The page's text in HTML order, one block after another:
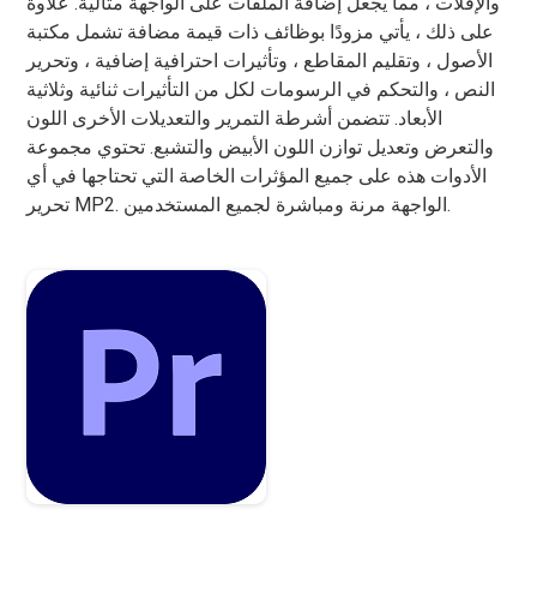
على ذلك ، يأتي مزودًا بوظائف ذات قيمة مضافة تشمل مكتبة
الأصول ، وتقليم المقاطع ، وتأثيرات احترافية إضافية ، وتحرير
النص ، والتحكم في الرسومات لكل من التأثيرات ثنائية وثلاثية
الأبعاد. تتضمن أشرطة التمرير والتعديلات الأخرى اللون
والتعرض وتعديل توازن اللون الأبيض والتشبع. تحتوي مجموعة
الأدوات هذه على جميع المؤثرات الخاصة التي تحتاجها في أي
تحرير MP2. الواجهة مرنة ومباشرة لجميع المستخدمين.